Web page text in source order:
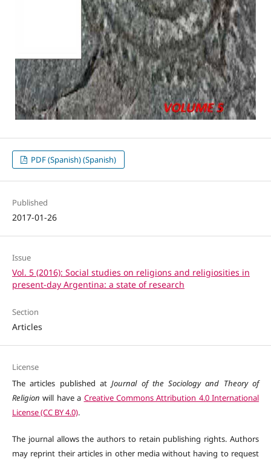
PDF (Spanish) (Spanish)
Published
2017-01-26
Issue
Vol. 5 (2016): Social studies on religions and religiosities in
present-day Argentina: a state of research
Section
Articles
License
The articles published atJournal of the Sociology and Theory of
Religion will have a Creative Commons Attribution 4.0 International
License (CC BY 4.0).
The journal allows the authors to retain publishing rights. Authors
may reprint their articles in other media without having to request